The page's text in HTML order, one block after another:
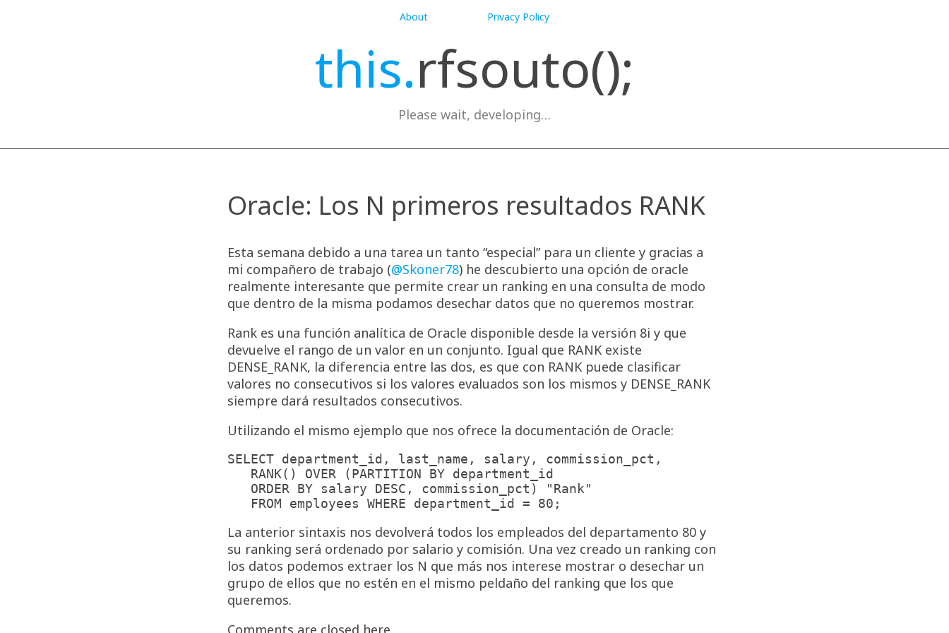
About Privacy Policy
this.rfsouto();
Please wait, developing…
Oracle: Los N primeros resultados RANK
Esta semana debido a una tarea un tanto “especial” para un cliente y gracias a
mi compañero de trabajo (@Skoner78) he descubierto una opción de oracle
realmente interesante que permite crear un ranking en una consulta de modo
que dentro de la misma podamos desechar datos que no queremos mostrar.
Rank es una función analítica de Oracle disponible desde la versión 8i y que
devuelve el rango de un valor en un conjunto. Igual que RANK existe
DENSE_RANK, la diferencia entre las dos, es que con RANK puede clasificar
valores no consecutivos si los valores evaluados son los mismos y DENSE_RANK
siempre dará resultados consecutivos.
Utilizando el mismo ejemplo que nos ofrece la documentación de Oracle:
SELECT department_id, last_name, salary, commission_pct,
La anterior sintaxis nos devolverá todos los empleados del departamento 80 y
su ranking será ordenado por salario y comisión. Una vez creado un ranking con
los datos podemos extraer los N que más nos interese mostrar o desechar un
grupo de ellos que no estén en el mismo peldaño del ranking que los que
queremos.
Comments are closed here.